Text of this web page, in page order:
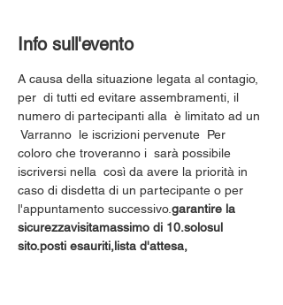
Info sull'evento
A causa della situazione legata al contagio,
per di tutti ed evitare assembramenti, il
numero di partecipanti alla è limitato ad un
Varranno le iscrizioni pervenute Per
coloro che troveranno i sarà possibile
iscriversi nella così da avere la priorità in
caso di disdetta di un partecipante o per
l'appuntamento successivo.garantire la
sicurezzavisitamassimo di 10.solosul
sito.posti esauriti,lista d'attesa,